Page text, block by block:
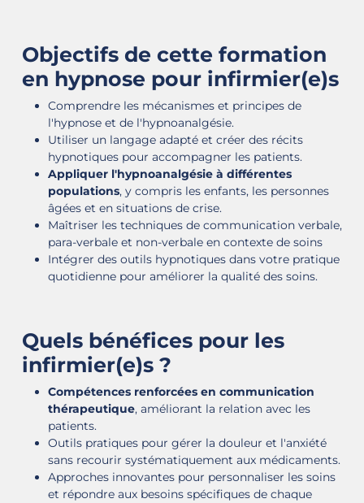
Objectifs de cette formation
en hypnose pour infirmier(e)s
Comprendre les mécanismes et principes de
l'hypnose et de l'hypnoanalgésie.
Utiliser un langage adapté et créer des récits
hypnotiques pour accompagner les patients.
Appliquer l'hypnoanalgésie à différentes
populations, y compris les enfants, les personnes
âgées et en situations de crise.
Maîtriser les techniques de communication verbale,
para-verbale et non-verbale en contexte de soins
Intégrer des outils hypnotiques dans votre pratique
quotidienne pour améliorer la qualité des soins.​
Quels bénéfices pour les
infirmier(e)s ?
Compétences renforcées en communication
thérapeutique, améliorant la relation avec les
patients.
Outils pratiques pour gérer la douleur et l'anxiété
sans recourir systématiquement aux médicaments.
Approches innovantes pour personnaliser les soins
et répondre aux besoins spécifiques de chaque